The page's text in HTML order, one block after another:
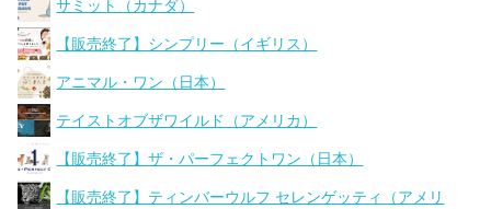
サミット（カナダ）
【販売終了】シンプリー（イギリス）
アニマル・ワン（日本）
テイストオブザワイルド（アメリカ）
【販売終了】ザ・パーフェクトワン（日本）
【販売終了】ティンバーウルフ セレンゲッティ（アメリ